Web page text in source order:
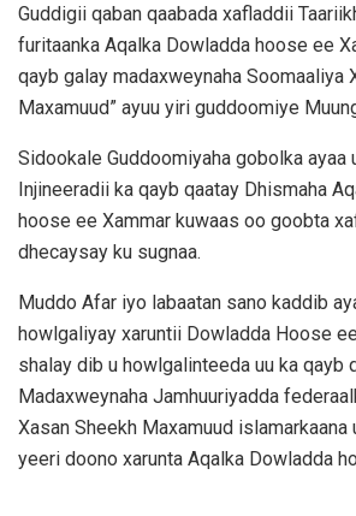
Guddigii qaban qaabada xafladdii
furitaanka Aqalka Dowladda hoose ee
qayb galay madaxweynaha Soomaaliya
Maxamuud” ayuu yiri guddoomiye
Sidookale Guddoomiyaha gobolka ayaa
Injineeradii ka qayb qaatay Dhismaha
hoose ee Xammar kuwaas oo goobta
dhecaysay ku sugnaa.
Muddo Afar iyo labaatan sano kaddib
howlgaliyay xaruntii Dowladda Hoose
shalay dib u howlgalinteeda uu ka qayb
Madaxweynaha Jamhuuriyadda
Xasan Sheekh Maxamuud
yeeri doono xarunta Aqalka Dowladda